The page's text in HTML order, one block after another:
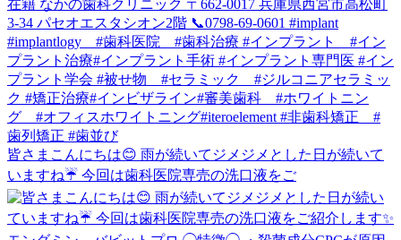
皆さまこんにちは😊 雨が続いてジメジメとした日が続いて
いますね☔️ 今回は歯科医院専売の洗口液をご